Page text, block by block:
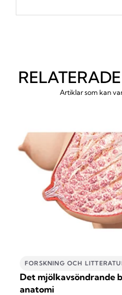
Artiklar som kan
FORSKNING OCH
Det mjölkavsöndrande
anatomi